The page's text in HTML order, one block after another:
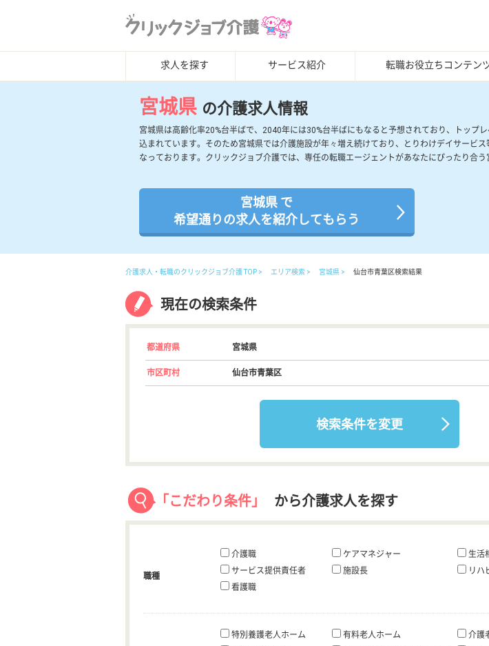
求人を探す サービス紹介 転職お役立ちコンテン
宮城県 の介護求人情報
宮城県は高齢化率20%台半ばで、2040年には30%台半ばにもなると予想されており、トップ
込まれています。そのため宮城県では介護施設が年々増え続けており、とりわけデイサービ
なっております。クリックジョブ介護では、専任の転職エージェントがあなたにぴったり合う
宮城県 で
希望通りの求人を紹介してもらう
介護求人・転職のクリックジョブ介護 TOP エリア検索 宮城県 仙台市青葉区検索結果
現在の検索条件
都道府県 宮城県
市区町村 仙台市青葉区
検索条件を変更
「こだわり条件」 から介護求人を探す
職種
介護職 ケアマネジャー
生活
サービス提供責任者
施設長
リハ
看護職
特別養護老人ホーム 有料老人ホーム
介護